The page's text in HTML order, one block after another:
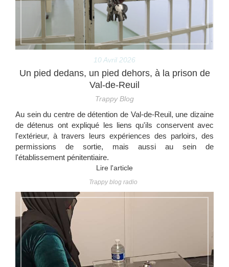
10 Avril 2026
Un pied dedans, un pied dehors, à la prison de
Val-de-Reuil
Trappy Blog
Au sein du centre de détention de Val-de-Reuil, une dizaine
de détenus ont expliqué les liens qu'ils conservent avec
l'extérieur, à travers leurs expériences des parloirs, des
permissions de sortie, mais aussi au sein de
l'établissement pénitentiaire.
Lire l'article
Trappy blog radio